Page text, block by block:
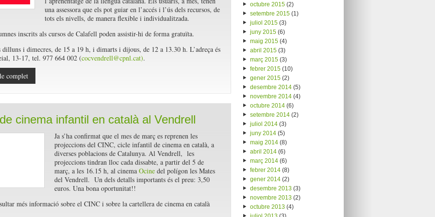
una assessora que els pot guiar en l’accés i l’ús dels recursos, de
tots els nivells, de manera flexible i individualitzada.
inscrits als cursos de Calafell poden assistir-hi de forma gratuïta.
dilluns i dimecres, de 15 a 19 h, i dimarts i dijous, de 12 a 13.30 h. L’adreça és
13-17, tel. 977 664 002 (cocvendrell@cpnl.cat).
complet
cinema infantil en català al Vendrell
Ja s’ha confirmat que el mes de març es reprenen les
projeccions del CINC, cicle infantil de cinema en català, a
diverses poblacions de Catalunya. Al Vendrell, les
projeccions tindran lloc cada dissabte, a partir del 5 de
març, a les 16.15 h, al cinema Ocinedel polígon les Mates
del Vendrell. Un dels detalls importants és el preu: 3,50
euros. Una bona oportunitat!!
més informació sobre el CINC i sobre la cartellera de cinema en català
octubre 2015(2)
setembre 2015(1)
juliol 2015(3)
juny 2015(6)
maig 2015(4)
abril 2015(3)
març 2015(3)
febrer 2015(10)
gener 2015(2)
desembre 2014(5)
novembre 2014(4)
octubre 2014(6)
setembre 2014(2)
juliol 2014(3)
juny 2014(5)
maig 2014(8)
abril 2014(6)
març 2014(6)
febrer 2014(8)
gener 2014(2)
desembre 2013(3)
novembre 2013(2)
octubre 2013(4)